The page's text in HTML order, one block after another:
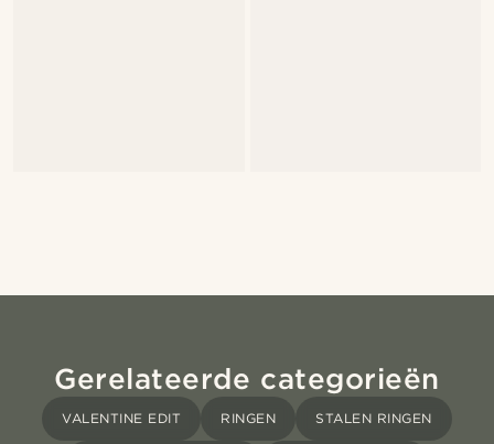
Gerelateerde categorieën
VALENTINE EDIT RINGEN STALEN RINGEN